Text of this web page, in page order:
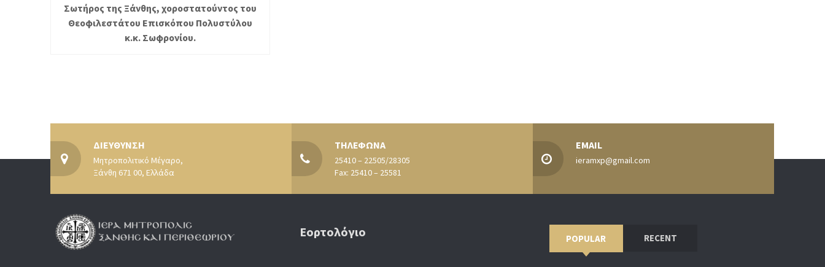
Σωτήρος της Ξάνθης, χοροστατούντος του
Θεοφιλεστάτου Επισκόπου Πολυστύλου
κ.κ. Σωφρονίου.
ΔΙΕΥΘΥΝΣΗ
Μητροπολιτικό Μέγαρο,
Ξάνθη 671 00, Ελλάδα
ΤΗΛΕΦΩΝΑ
25410 – 22505/28305
Fax: 25410 – 25581
EMAIL
ieramxp@gmail.com
Εορτολόγιο POPULAR RECENT